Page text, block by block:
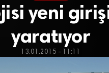
yeni
yaratıyor
13.01.2015 - 11:11